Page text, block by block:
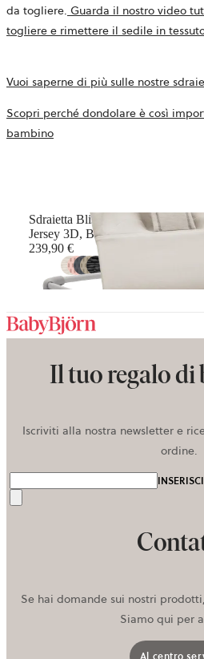
da togliere. Guarda il nostro video
togliere e rimettere il sedile in
Vuoi saperne di più sulle nostre
Scopri perché dondolare è così
bambino
Sdraietta Bliss
Jersey 3D, Beige chiaro
239,90 €
Il tuo regalo di
Iscriviti alla nostra newsletter e
ordine.
Se hai domande sui nostri
Siamo qui per
Al centro